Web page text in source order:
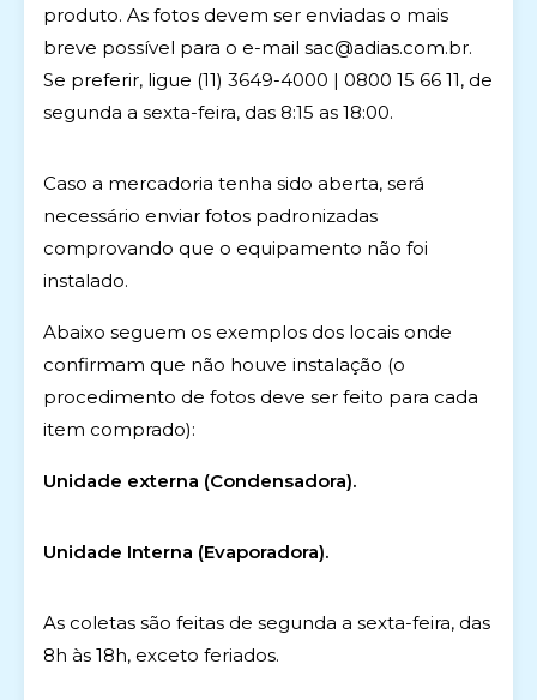
produto. As fotos devem ser enviadas o mais
breve possível para o e-mail sac@adias.com.br.
Se preferir, ligue (11) 3649-4000 | 0800 15 66 11, de
segunda a sexta-feira, das 8:15 as 18:00.
Caso a mercadoria tenha sido aberta, será
necessário enviar fotos padronizadas
comprovando que o equipamento não foi
instalado.
Abaixo seguem os exemplos dos locais onde
confirmam que não houve instalação (o
procedimento de fotos deve ser feito para cada
item comprado):
Unidade externa (Condensadora).
Unidade Interna (Evaporadora).
As coletas são feitas de segunda a sexta-feira, das
8h às 18h, exceto feriados.